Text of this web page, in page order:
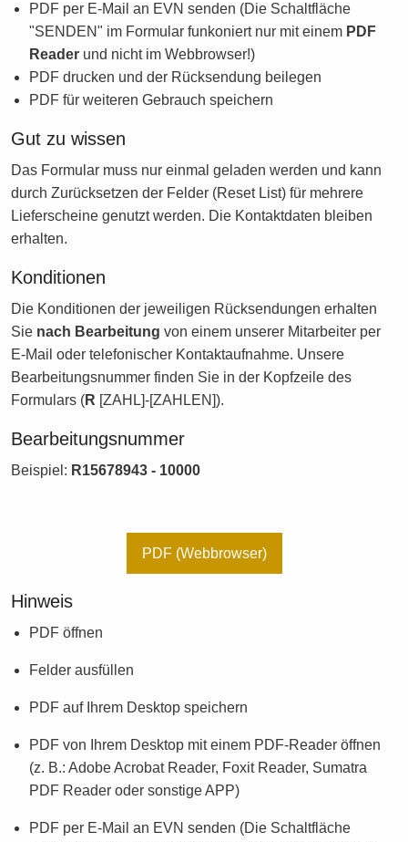
PDF per E-Mail an EVN senden (Die Schaltfläche
"SENDEN" im Formular funkoniert nur mit einem PDF
Reader und nicht im Webbrowser!)
PDF drucken und der Rücksendung beilegen
PDF für weiteren Gebrauch speichern
Gut zu wissen
Das Formular muss nur einmal geladen werden und kann
durch Zurücksetzen der Felder (Reset List) für mehrere
Lieferscheine genutzt werden. Die Kontaktdaten bleiben
erhalten.
Konditionen
Die Konditionen der jeweiligen Rücksendungen erhalten
Sie nach Bearbeitung von einem unserer Mitarbeiter per
E-Mail oder telefonischer Kontaktaufnahme. Unsere
Bearbeitungsnummer finden Sie in der Kopfzeile des
Formulars (R [ZAHL]-[ZAHLEN]).
Bearbeitungsnummer
Beispiel: R15678943 - 10000
PDF (Webbrowser)
Hinweis
PDF öffnen
Felder ausfüllen
PDF auf Ihrem Desktop speichern
PDF von Ihrem Desktop mit einem PDF-Reader öffnen
(z. B.: Adobe Acrobat Reader, Foxit Reader, Sumatra
PDF Reader oder sonstige APP)
PDF per E-Mail an EVN senden (Die Schaltfläche